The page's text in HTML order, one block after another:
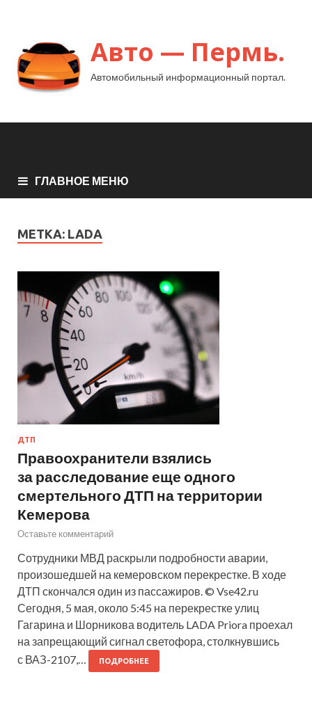
Авто — Пермь.
Автомобильный информационный портал.
ГЛАВНОЕ МЕНЮ
МЕТКА: LADA
ДТП
Правоохранители взялись
за расследование еще одного
смертельного ДТП на территории
Кемерова
Оставьте комментарий
Сотрудники МВД раскрыли подробности аварии,
произошедшей на кемеровском перекрестке. В ходе
ДТП скончался один из пассажиров. © Vse42.ru
Сегодня, 5 мая, около 5:45 на перекрестке улиц
Гагарина и Шорникова водитель LADA Priora проехал
на запрещающий сигнал светофора, столкнувшись
с ВАЗ-2107,…
ПОДРОБНЕЕ